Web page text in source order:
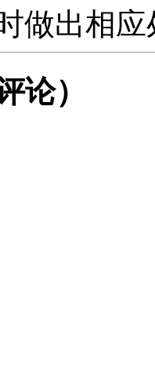
做出相
论）